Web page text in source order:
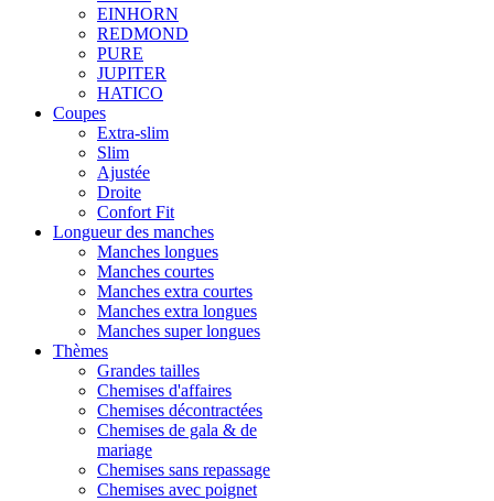
EINHORN
REDMOND
PURE
JUPITER
HATICO
Coupes
Extra-slim
Slim
Ajustée
Droite
Confort Fit
Longueur des manches
Manches longues
Manches courtes
Manches extra courtes
Manches extra longues
Manches super longues
Thèmes
Grandes tailles
Chemises d'affaires
Chemises décontractées
Chemises de gala & de
mariage
Chemises sans repassage
Chemises avec poignet